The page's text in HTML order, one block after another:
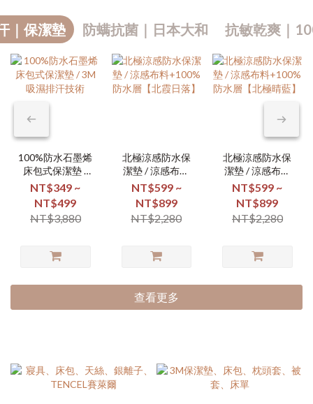
｜保潔墊 防螨抗菌｜日本大和 抗敏乾爽｜
100%防水石墨烯
床包式保潔墊 /
3M吸濕排汗技術
NT$349 ~
NT$499
NT$3,880
北極涼感防水保
潔墊 / 涼感布料
+100%防水層
【北霞日落】
NT$599 ~
NT$899
NT$2,280
北極涼感防水保
潔墊 / 涼感布料
+100%防水層
【北極晴藍】
NT$599 ~
NT$899
NT$2,280
查看更多